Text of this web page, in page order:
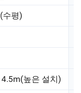
수평)
높은 설치)